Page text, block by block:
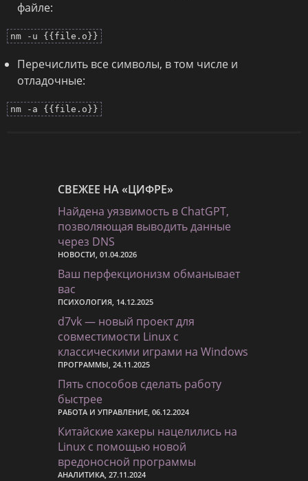
файле:
nm -u {{file.o}}
Перечислить все символы, в том числе и
отладочные:
nm -a {{file.o}}
СВЕЖЕЕ НА «ЦИФРЕ»
Найдена уязвимость в ChatGPT,
позволяющая выводить данные
через DNS
НОВОСТИ, 01.04.2026
Ваш перфекционизм обманывает
вас
ПСИХОЛОГИЯ, 14.12.2025
d7vk — новый проект для
совместимости Linux с
классическими играми на Windows
ПРОГРАММЫ, 24.11.2025
Пять способов сделать работу
быстрее
РАБОТА И УПРАВЛЕНИЕ, 06.12.2024
Китайские хакеры нацелились на
Linux с помощью новой
вредоносной программы
АНАЛИТИКА, 27.11.2024